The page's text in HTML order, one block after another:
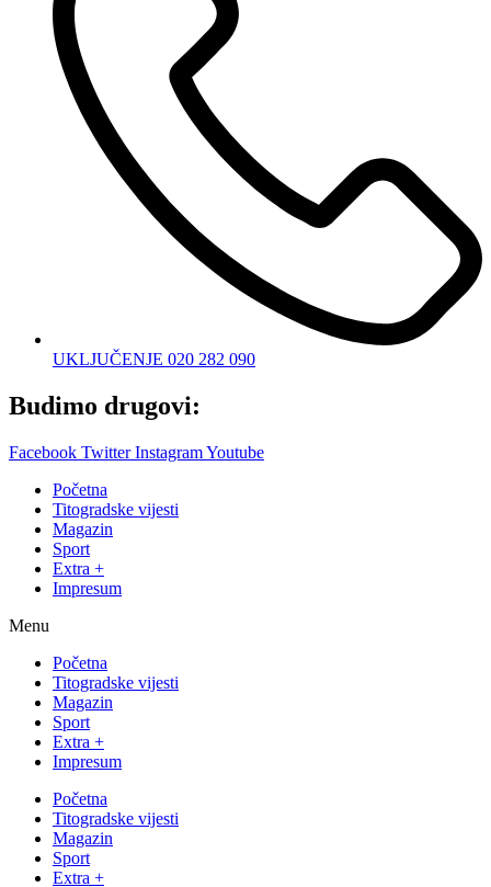
UKLJUČENJE 020 282 090
Budimo drugovi:
Facebook Twitter InstagramYoutube
Početna
Titogradske vijesti
Magazin
Sport
Extra +
Impresum
Menu
Početna
Titogradske vijesti
Magazin
Sport
Extra +
Impresum
Početna
Titogradske vijesti
Magazin
Sport
Extra +